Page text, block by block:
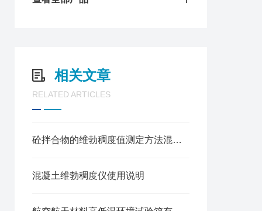
相关文章
RELATED ARTICLES
砼拌合物的维勃稠度值测定方法混凝土维勃稠度仪
混凝土维勃稠度仪使用说明